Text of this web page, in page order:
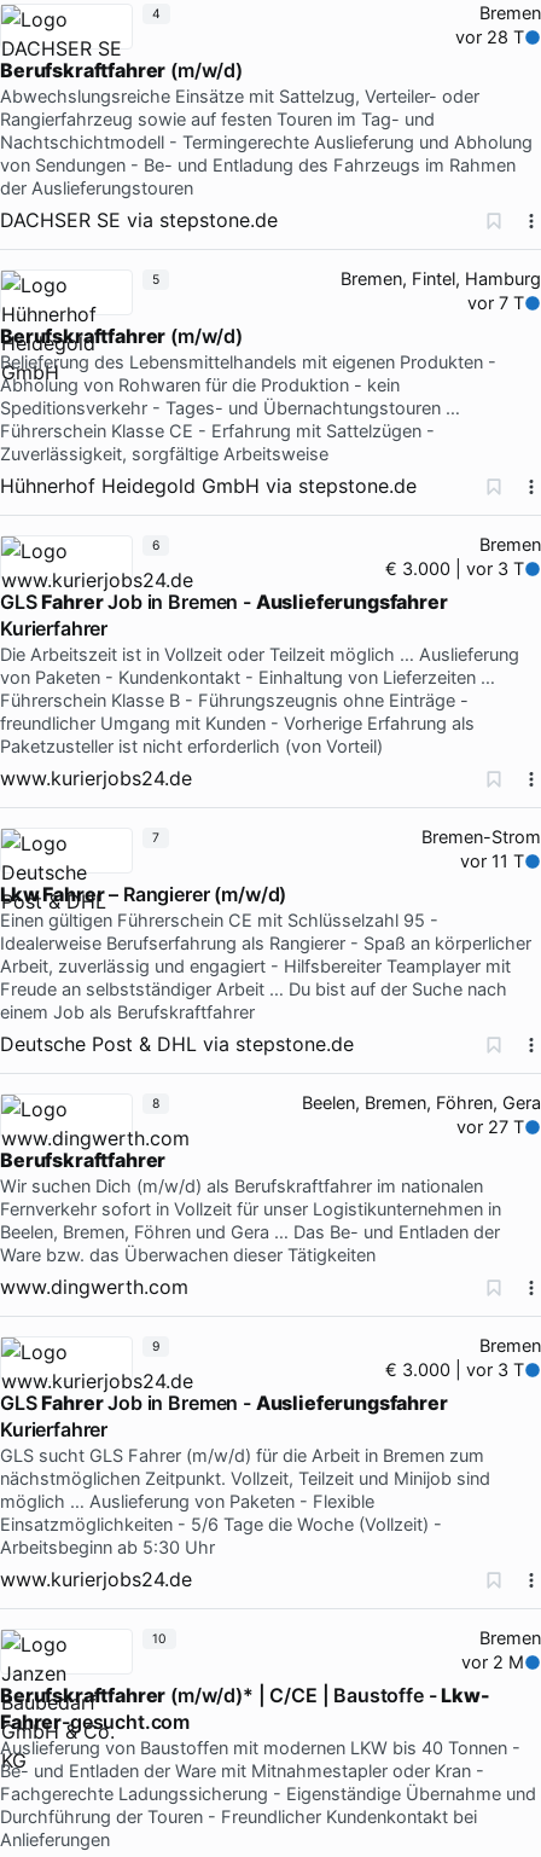
Bremen
vor 28 T
Berufskraftfahrer (m/w/d)
Abwechslungsreiche Einsätze mit Sattelzug, Verteiler- oder
Rangierfahrzeug sowie auf festen Touren im Tag- und
Nachtschichtmodell - Termingerechte Auslieferung und Abholung
von Sendungen - Be- und Entladung des Fahrzeugs im Rahmen
der Auslieferungstouren
DACHSER SE via stepstone.de
4
Bremen, Fintel, Hamburg
vor 7 T
Berufskraftfahrer (m/w/d)
Belieferung des Lebensmittelhandels mit eigenen Produkten -
Abholung von Rohwaren für die Produktion - kein
Speditionsverkehr - Tages- und Übernachtungstouren …
Führerschein Klasse CE - Erfahrung mit Sattelzügen -
Zuverlässigkeit, sorgfältige Arbeitsweise
Hühnerhof Heidegold GmbH via stepstone.de
5
Bremen
€ 3.000 | vor 3 T
GLSFahrerJob in Bremen - Auslieferungsfahrer
Kurierfahrer
Die Arbeitszeit ist in Vollzeit oder Teilzeit möglich … Auslieferung
von Paketen - Kundenkontakt - Einhaltung von Lieferzeiten …
Führerschein Klasse B - Führungszeugnis ohne Einträge -
freundlicher Umgang mit Kunden - Vorherige Erfahrung als
Paketzusteller ist nicht erforderlich (von Vorteil)
www.kurierjobs24.de
6
Bremen-Strom
vor 11 T
Lkw Fahrer– Rangierer (m/w/d)
Einen gültigen Führerschein CE mit Schlüsselzahl 95 -
Idealerweise Berufserfahrung als Rangierer - Spaß an körperlicher
Arbeit, zuverlässig und engagiert - Hilfsbereiter Teamplayer mit
Freude an selbstständiger Arbeit … Du bist auf der Suche nach
einem Job als Berufskraftfahrer
Deutsche Post & DHL via stepstone.de
7
Beelen, Bremen, Föhren, Gera
vor 27 T
Berufskraftfahrer
Wir suchen Dich (m/w/d) als Berufskraftfahrer im nationalen
Fernverkehr sofort in Vollzeit für unser Logistikunternehmen in
Beelen, Bremen, Föhren und Gera … Das Be- und Entladen der
Ware bzw. das Überwachen dieser Tätigkeiten
www.dingwerth.com
8
Bremen
€ 3.000 | vor 3 T
GLSFahrerJob in Bremen - Auslieferungsfahrer
Kurierfahrer
GLS sucht GLS Fahrer (m/w/d) für die Arbeit in Bremen zum
nächstmöglichen Zeitpunkt. Vollzeit, Teilzeit und Minijob sind
möglich … Auslieferung von Paketen - Flexible
Einsatzmöglichkeiten - 5/6 Tage die Woche (Vollzeit) -
Arbeitsbeginn ab 5:30 Uhr
www.kurierjobs24.de
9
Bremen
vor 2 M
Berufskraftfahrer (m/w/d)* | C/CE | Baustoffe -Lkw-
Fahrer-gesucht.com
Auslieferung von Baustoffen mit modernen LKW bis 40 Tonnen -
Be- und Entladen der Ware mit Mitnahmestapler oder Kran -
Fachgerechte Ladungssicherung - Eigenständige Übernahme und
Durchführung der Touren - Freundlicher Kundenkontakt bei
Anlieferungen
10